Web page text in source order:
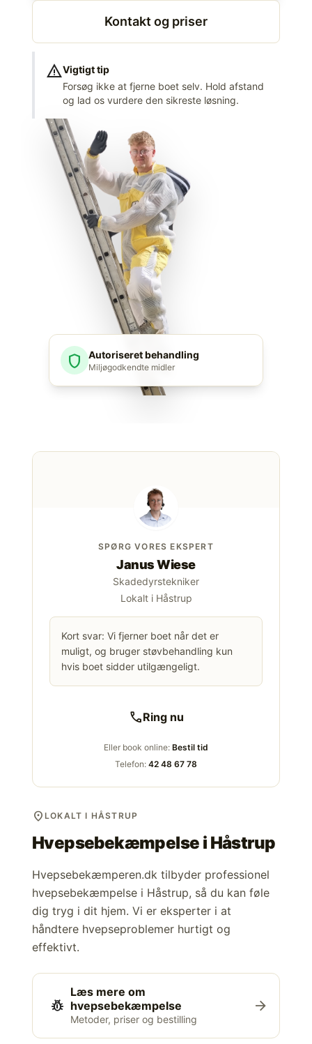
Kontakt og priser
warningVigtigt tip
Forsøg ikke at fjerne boet selv. Hold afstand
og lad os vurdere den sikreste løsning.
shield Autoriseret behandling
Miljøgodkendte midler
SPØRG VORES EKSPERT
Janus Wiese
Skadedyrstekniker
Lokalt i Håstrup
Kort svar: Vi fjerner boet når det er
muligt, og bruger støvbehandling kun
hvis boet sidder utilgængeligt.
callRing nu
Eller book online: Bestil tid
Telefon: 42 48 67 78
location_on LOKALT I HÅSTRUP
Hvepsebekæmpelse i Håstrup
Hvepsebekæmperen.dk tilbyder professionel
hvepsebekæmpelse i Håstrup, så du kan føle
dig tryg i dit hjem. Vi er eksperter i at
håndtere hvepseproblemer hurtigt og
effektivt.
pest_control
Læs mere om
hvepsebekæmpelse
Metoder, priser og bestilling
arrow_forward